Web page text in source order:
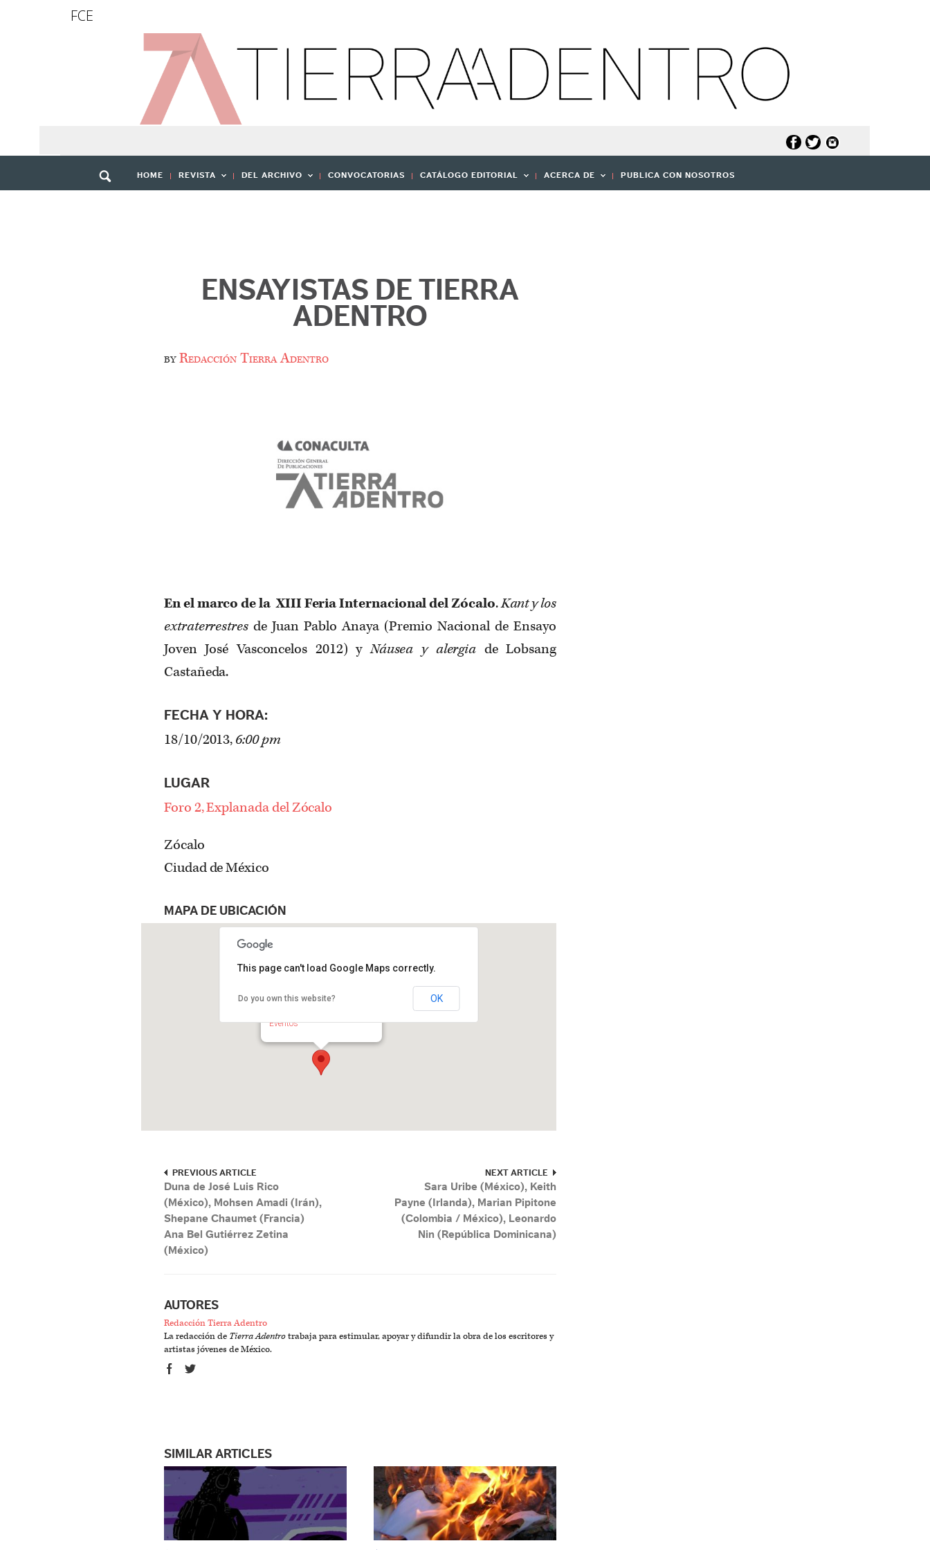
FCE
HOME REVISTA DEL ARCHIVO CONVOCATORIAS CATÁLOGO EDITORIAL ACERCA DE PUBLICA CON NOSOTROS
ENSAYISTAS DE TIERRA
ADENTRO
byRedacción Tierra Adentro
En el marco de la XIII Feria Internacional del Zócalo.Kant y los
extraterrestres de Juan Pablo Anaya (Premio Nacional de Ensayo
Joven José Vasconcelos 2012) yNáusea y alergia de Lobsang
Castañeda.
FECHA Y HORA:
18/10/2013,6:00 pm
LUGAR
Foro 2, Explanada del Zócalo
Zócalo
Ciudad de México
MAPA DE UBICACIÓN
Foro 2, Explanada del Zócalo
Eventos
This page can't load Google Maps correctly.
Do you own this website? OK
PREVIOUS ARTICLE
Duna de José Luis Rico
(México), Mohsen Amadi (Irán),
Shepane Chaumet (Francia)
Ana Bel Gutiérrez Zetina
(México)
NEXT ARTICLE
Sara Uribe (México), Keith
Payne (Irlanda), Marian Pipitone
(Colombia / México), Leonardo
Nin (República Dominicana)
AUTORES
Redacción Tierra Adentro
La redacción de Tierra Adentrotrabaja para estimular, apoyar y difundir la obra de los escritores y
artistas jóvenes de México.
SIMILAR ARTICLES